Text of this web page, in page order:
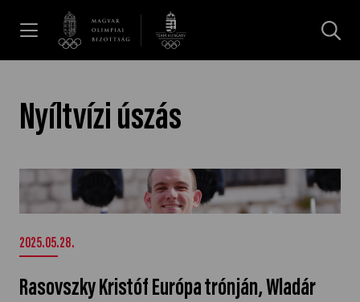
Dakar 2026
Nyíltvízi úszás
Rasovszky Kristóf Európa trónján, Wladár
Sándor az úszószövetség elnöki székében" />
2025.05.28.
Rasovszky Kristóf Európa trónján, Wladár